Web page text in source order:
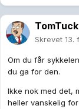
Skrevet 13.
Om du får
du ga for den.
Ikke nok med det,
heller vanskelig